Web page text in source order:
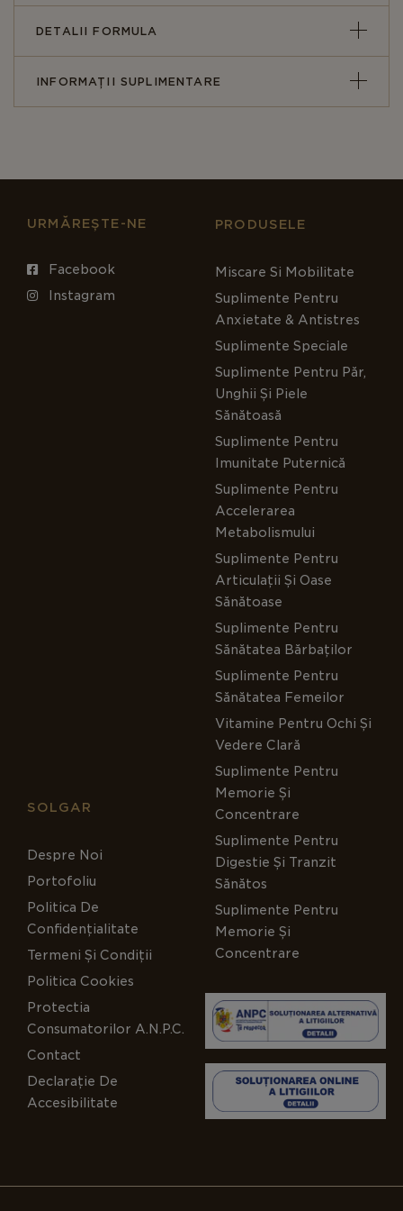
DETALII FORMULA
INFORMAȚII SUPLIMENTARE
URMĂREȘTE-NE
Facebook
Instagram
PRODUSELE
Miscare Si Mobilitate
Suplimente Pentru
Anxietate & Antistres
Suplimente Speciale
Suplimente Pentru Păr,
Unghii Și Piele
Sănătoasă
Suplimente Pentru
Imunitate Puternică
Suplimente Pentru
Accelerarea
Metabolismului
Suplimente Pentru
Articulații Și Oase
Sănătoase
Suplimente Pentru
Sănătatea Bărbaților
Suplimente Pentru
Sănătatea Femeilor
Vitamine Pentru Ochi Și
Vedere Clară
Suplimente Pentru
Memorie Și
Concentrare
Suplimente Pentru
Digestie Și Tranzit
Sănătos
Suplimente Pentru
Memorie Și
Concentrare
SOLGAR
Despre Noi
Portofoliu
Politica De
Confidențialitate
Termeni Și Condiții
Politica Cookies
Protectia
Consumatorilor A.N.P.C.
Contact
Declarație De
Accesibilitate